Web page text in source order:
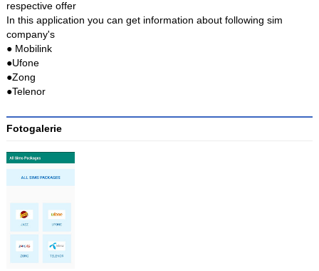
respective offer
In this application you can get information about following sim
company's
● Mobilink
●Ufone
●Zong
●Telenor
Fotogalerie